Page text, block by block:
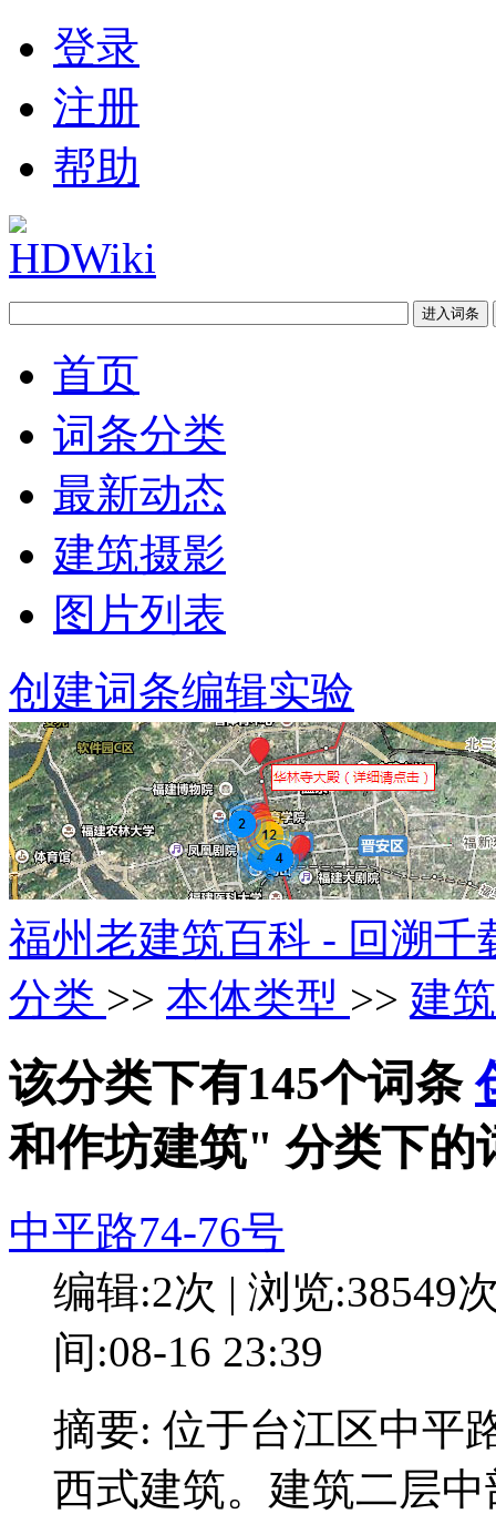
登录
注册
帮助
首页
词条分类
最新动态
建筑摄影
图片列表
创建词条编辑实验
福州老建筑百科 - 回溯
分类 >> 本体类型 >> 建
该分类下有145个词条
和作坊建筑" 分类下的
中平路74-76号
编辑:2次 | 浏览:38549
间:08-16 23:39
摘要: 位于台江区中平
西式建筑。建筑二层